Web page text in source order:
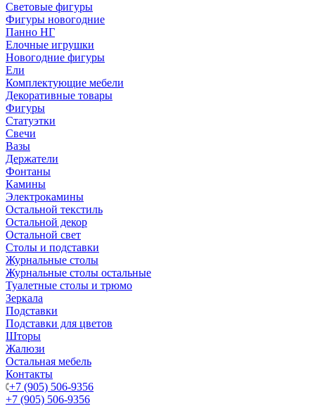
Световые фигуры
Фигуры новогодние
Панно НГ
Елочные игрушки
Новогодние фигуры
Ели
Комплектующие мебели
Декоративные товары
Фигуры
Статуэтки
Свечи
Вазы
Держатели
Фонтаны
Камины
Электрокамины
Остальной текстиль
Остальной декор
Остальной свет
Столы и подставки
Журнальные столы
Журнальные столы остальные
Туалетные столы и трюмо
Зеркала
Подставки
Подставки для цветов
Шторы
Жалюзи
Остальная мебель
Контакты
+7 (905) 506-9356
+7 (905) 506-9356